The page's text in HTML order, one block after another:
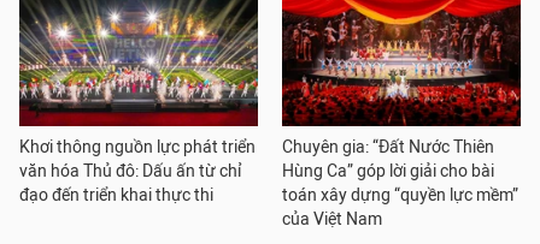
Khơi thông nguồn lực phát triển
văn hóa Thủ đô: Dấu ấn từ chỉ
đạo đến triển khai thực thi
Chuyên gia: “Đất Nước Thiên
Hùng Ca” góp lời giải cho bài
toán xây dựng “quyền lực mềm”
của Việt Nam